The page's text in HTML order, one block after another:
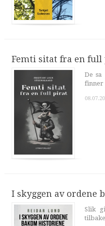
Femti sitat fra en full
De
finner
I skyggen av ordene
Slik
tilbake